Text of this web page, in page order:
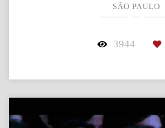
SÃO PAULO
3944